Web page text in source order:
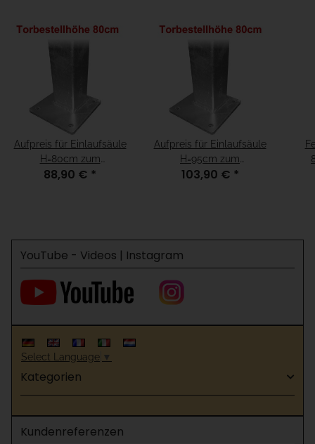
Aufpreis für Einlaufsäule
H=80cm zum
Aufschrauben für
88,90 € *
Aufpreis für Einlaufsäule
H=95cm zum
Aufschrauben für
103,90 € *
YouTube - Videos | Instagram
Select Language ▼
Kategorien
Kundenreferenzen